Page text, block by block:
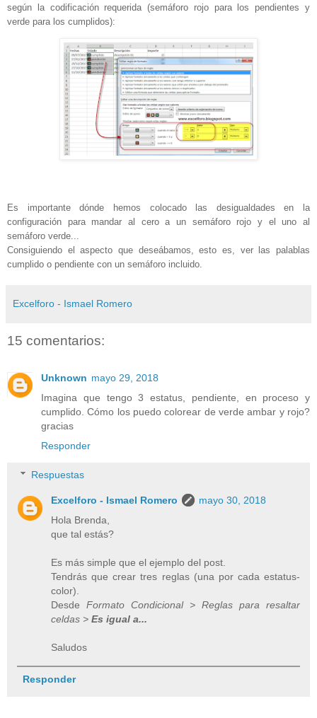
según la codificación requerida (semáforo rojo para los pendientes y
verde para los cumplidos):
Es importante dónde hemos colocado las desigualdades en la
configuración para mandar al cero a un semáforo rojo y el uno al
semáforo verde...
Consiguiendo el aspecto que deseábamos, esto es, ver las palablas
cumplido o pendiente con un semáforo incluido.
Excelforo - Ismael Romero
15 comentarios:
Unknown mayo 29, 2018
Imagina que tengo 3 estatus, pendiente, en proceso y
cumplido. Cómo los puedo colorear de verde ambar y rojo?
gracias
Responder
Respuestas
Excelforo - Ismael Romero
mayo 30, 2018
Hola Brenda,
que tal estás?
Es más simple que el ejemplo del post.
Tendrás que crear tres reglas (una por cada estatus-
color).
DesdeFormato Condicional > Reglas para resaltar
celdas >Es igual a...
Saludos
Responder